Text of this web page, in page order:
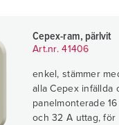
Cepex-ram, pärlvit
Art.nr. 41406
enkel, stämmer
alla Cepex infällda
panelmonterade 16
och 32 A uttag, för